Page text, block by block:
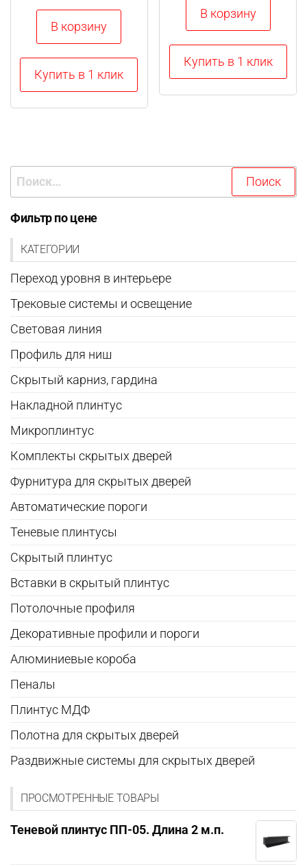
В корзину
Купить в 1 клик
В корзину
Купить в 1 клик
Найти:
Фильтр по цене
КАТЕГОРИИ
Переход уровня в интерьере
Трековые системы и освещение
Световая линия
Профиль для ниш
Скрытый карниз, гардина
Накладной плинтус
Микроплинтус
Комплекты скрытых дверей
Фурнитура для скрытых дверей
Автоматические пороги
Теневые плинтусы
Скрытый плинтус
Вставки в скрытый плинтус
Потолочные профиля
Декоративные профили и пороги
Алюминиевые короба
Пеналы
Плинтус МДФ
Полотна для скрытых дверей
Раздвижные системы для скрытых дверей
ПРОСМОТРЕННЫЕ ТОВАРЫ
Теневой плинтус ПП-05. Длина 2 м.п.